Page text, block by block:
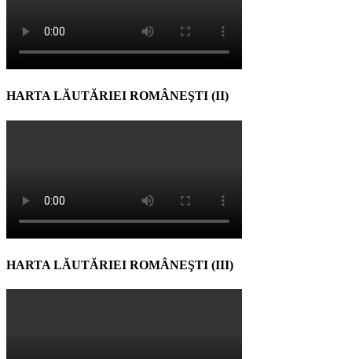
HARTA LĂUTĂRIEI ROMÂNEŞTI (II)
HARTA LĂUTĂRIEI ROMÂNEŞTI (III)